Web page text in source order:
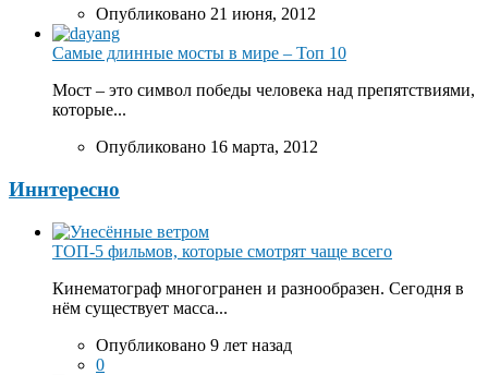
Опубликовано 21 июня, 2012
Самые длинные мосты в мире – Топ 10
Мост – это символ победы человека над препятствиями,
которые...
Опубликовано 16 марта, 2012
Иннтересно
ТОП-5 фильмов, которые смотрят чаще всего
Кинематограф многогранен и разнообразен. Сегодня в
нём существует масса...
Опубликовано 9 лет назад
0